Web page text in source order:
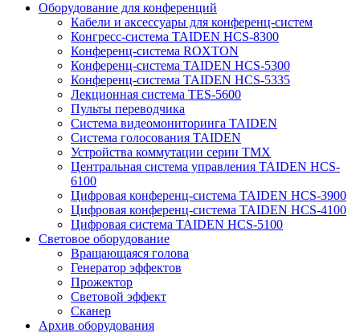
Оборудование для конференций
Кабели и аксессуары для конференц-систем
Конгресс-система TAIDEN HCS-8300
Конференц-система ROXTON
Конференц-система TAIDEN HCS-5300
Конференц-система TAIDEN HCS-5335
Лекционная система TES-5600
Пульты переводчика
Система видеомониторинга TAIDEN
Система голосования TAIDEN
Устройства коммутации серии TMX
Центральная система управления TAIDEN HCS-
6100
Цифровая конференц-система TAIDEN HCS-3900
Цифровая конференц-система TAIDEN HCS-4100
Цифровая система TAIDEN HCS-5100
Световое оборудование
Вращающаяся голова
Генератор эффектов
Прожектор
Световой эффект
Сканер
Архив оборудования